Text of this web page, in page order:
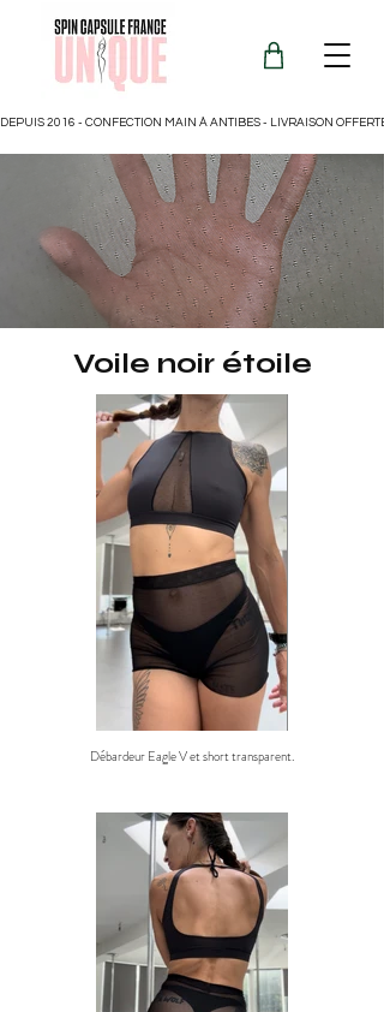
DEPUIS 2016 - CONFECTION MAIN À ANTIBES - LIVRAISON
Voile noir étoile
Débardeur Eagle V et short transparent.